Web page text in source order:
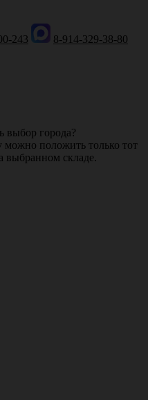
243
8-914-329-38-80
выбор города?
можно положить только тот
выбранном складе.